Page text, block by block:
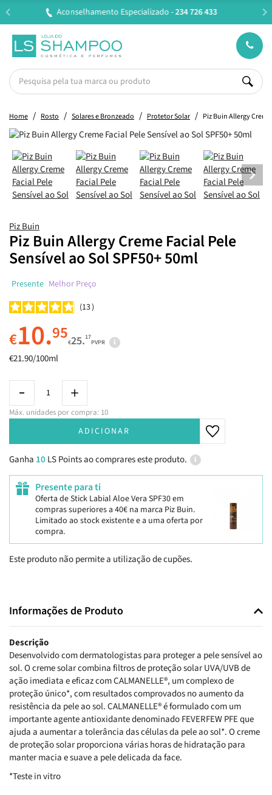
Entregas em 24H úteis.Oferta de portes a partir de €45*
Home Rosto Solares e Bronzeado Protetor Solar Piz Buin Allergy
Piz Buin
Piz Buin Allergy Creme Facial Pele
Sensível ao Sol SPF50+ 50ml
Presente Melhor Preço
13
€10.95€25.17
PVPR
€21.90/100ml
Máx. unidades por compra: 10
ADICIONAR
Ganha 10 LS Points ao comprares este produto.
Presente para ti
Oferta de Stick Labial Aloe Vera SPF30 em
compras superiores a 40€ na marca Piz Buin.
Limitado ao stock existente e a uma oferta por
compra.
Este produto não permite a utilização de cupões.
Informações de Produto
Descrição
Desenvolvido com dermatologistas para proteger a pele sensível ao
sol. O creme solar combina filtros de proteção solar UVA/UVB de
ação imediata e eficaz com CALMANELLE®, um complexo de
proteção único*, com resultados comprovados no aumento da
resistência da pele ao sol. CALMANELLE® é formulado com um
importante agente antioxidante denominado FEVERFEW PFE que
ajuda a aumentar a tolerância das células da pele ao sol*. O creme
de proteção solar proporciona várias horas de hidratação para
manter macia e suave a pele delicada da face.
*Teste in vitro